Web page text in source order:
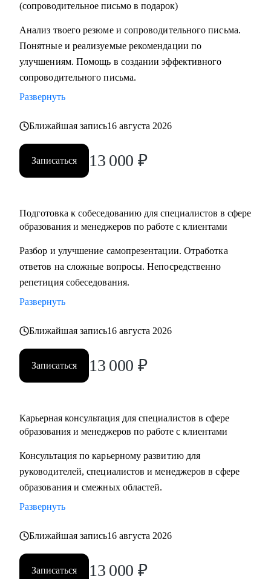
• Карьерное консультирование, рекомендации по
составлению резюме, подготовка к интервью и помощь в
старте/продвижении в карьере в образовании и смежных
областях.
• Менторство для Senior-менеджеров.
• Сформулировать карьерную цель и разработать план для
ее достижения.
Кому могу помочь:
• Менеджерам по продажам и по работе с клиентами.
• Новичкам, кто только начинает свой путь.
• Опытным специалистам, которые хотят сделать шаг
вперед в своей карьере.
(сопроводительное письмо в подарок)
Анализ твоего резюме и сопроводительного письма.
Понятные и реализуемые рекомендации по
улучшениям. Помощь в создании эффективного
сопроводительного письма.
Развернуть
Ближайшая запись16 августа 2026
Записаться 13 000 ₽
Подготовка к собеседованию для специалистов в сфере
образования и менеджеров по работе с клиентами
Разбор и улучшение самопрезентации. Отработка
ответов на сложные вопросы. Непосредственно
репетиция собеседования.
Развернуть
Ближайшая запись16 августа 2026
Записаться 13 000 ₽
Карьерная консультация для специалистов в сфере
образования и менеджеров по работе с клиентами
Консультация по карьерному развитию для
руководителей, специалистов и менеджеров в сфере
образования и смежных областей.
Развернуть
Ближайшая запись16 августа 2026
Записаться 13 000 ₽